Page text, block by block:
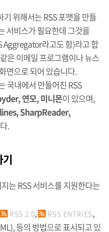
위해서는 RSS 포맷을 만들
서비스가 필요한데 그것을
Aggregator라고도 함)라고 합
은 이메일 프로그램이나 뉴스
면으로 되어 있습니다.
국내에서 만들어진 RSS
연모, 미니몬이 있으며,
SharpReader,
.
는 RSS 서비스를 지원한다는
RSS 2.0, RSS ENTRIES,
등의 방법으로 표시되고 있